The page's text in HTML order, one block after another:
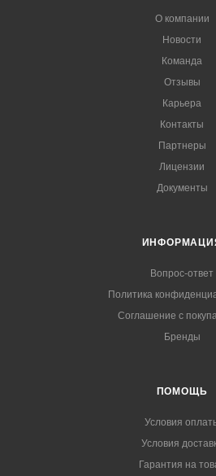
О компании
Новости
Команда
Отзывы
Карьера
Контакты
Партнеры
Лицензии
Документы
Вопрос-ответ
Политика
Соглашение с
Бренды
ПОМОЩЬ
Условия
Условия
Гарантия на